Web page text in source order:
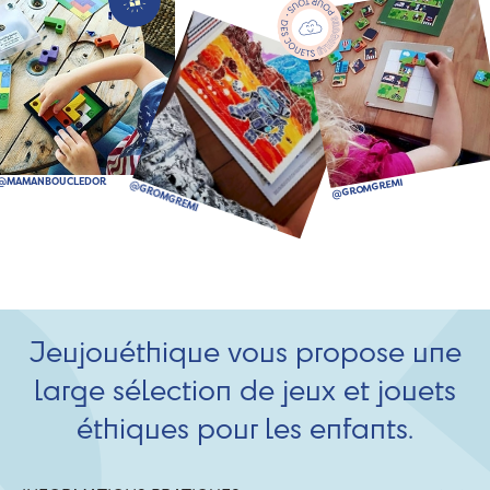
Jeujouéthique vous propose une
large sélection de jeux et jouets
éthiques pour les enfants.